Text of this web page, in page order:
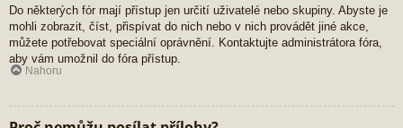
Do některých fór mají přístup jen určití uživatelé nebo skupiny. Abyste je
mohli zobrazit, číst, přispívat do nich nebo v nich provádět jiné akce,
můžete potřebovat speciální oprávnění. Kontaktujte administrátora fóra,
aby vám umožnil do fóra přístup.
Nahoru